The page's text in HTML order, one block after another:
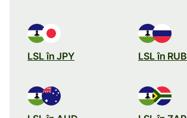
LSL în JPY LSL în RUB